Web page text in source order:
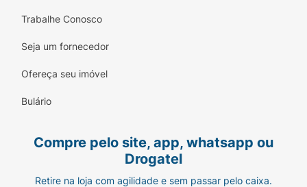
Trabalhe Conosco
Seja um fornecedor
Ofereça seu imóvel
Bulário
Compre pelo site, app, whatsapp ou
Drogatel
Retire na loja com agilidade e sem passar pelo caixa.